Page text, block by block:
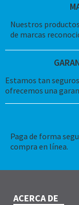
Nuestros
de marcas
Estamos tan
ofrecemos una
Paga de forma
compra en línea.
ACERCA DE